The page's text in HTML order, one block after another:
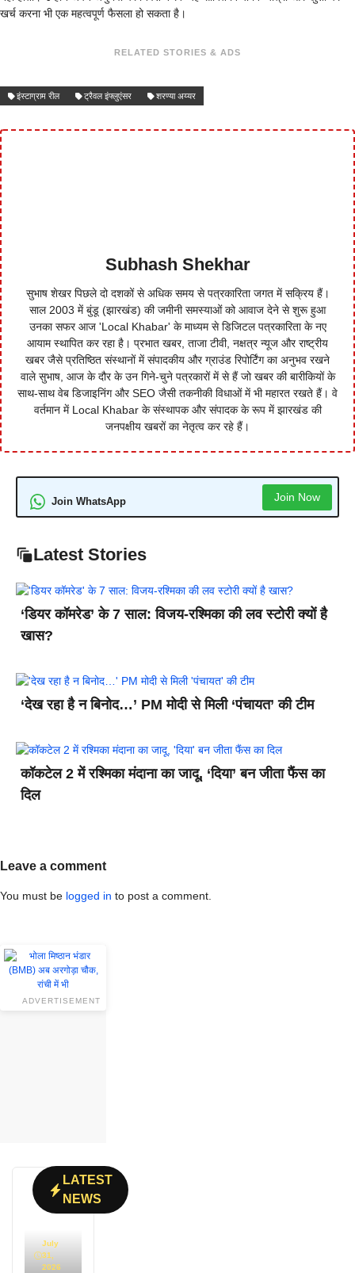
खर्च करना भी एक महत्वपूर्ण फैसला हो सकता है।
RELATED STORIES & ADS
इंस्टाग्राम रील ट्रैवल इंफ्लुएंसर शरण्या अय्यर
Subhash Shekhar
सुभाष शेखर पिछले दो दशकों से अधिक समय से पत्रकारिता जगत में सक्रिय हैं।
साल 2003 में बुंडू (झारखंड) की जमीनी समस्याओं को आवाज देने से शुरू हुआ
उनका सफर आज 'Local Khabar' के माध्यम से डिजिटल पत्रकारिता के नए
आयाम स्थापित कर रहा है। प्रभात खबर, ताजा टीवी, नक्षत्र न्यूज और राष्ट्रीय
खबर जैसे प्रतिष्ठित संस्थानों में संपादकीय और ग्राउंड रिपोर्टिंग का अनुभव रखने
वाले सुभाष, आज के दौर के उन गिने-चुने पत्रकारों में से हैं जो खबर की बारीकियों के
साथ-साथ वेब डिजाइनिंग और SEO जैसी तकनीकी विधाओं में भी महारत रखते हैं। वे
वर्तमान में Local Khabar के संस्थापक और संपादक के रूप में झारखंड की
जनपक्षीय खबरों का नेतृत्व कर रहे हैं।
Join WhatsApp Join Now
Latest Stories
‘डियर कॉमरेड’ के 7 साल: विजय-रश्मिका की लव स्टोरी क्यों है
खास?
‘देख रहा है न बिनोद…’ PM मोदी से मिली ‘पंचायत’ की टीम
कॉकटेल 2 में रश्मिका मंदाना का जादू, ‘दिया’ बन जीता फैंस का
दिल
Leave a comment
You must be logged in to post a comment.
ADVERTISEMENT
LATEST
NEWS
July
31,
2026